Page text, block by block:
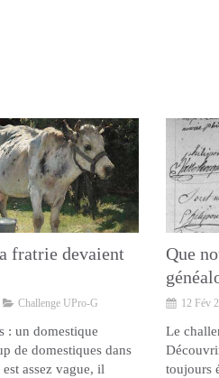
fratrie devaient
Challenge UPro-G
: un domestique
de domestiques dans
assez vague, il
Que
12 Fév
Le
toujours